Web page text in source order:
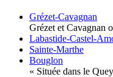
Grézet-Cavagnan
Grézet et Cavagnan
Labastide-Castel-
Sainte-Marthe
Bouglon
« Située dans le